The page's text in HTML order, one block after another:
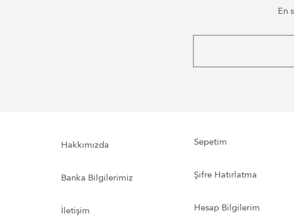
En
Hakkımızda
Banka Bilgilerimiz
İletişim
Sepetim
Şifre Hatırlatma
Hesap Bilgilerim